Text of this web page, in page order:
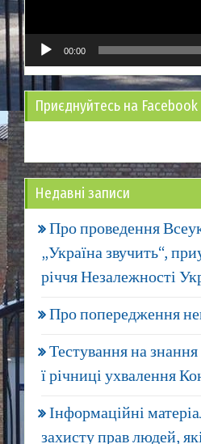
00:00
Приєднуйтесь на Facebook
Недавні записи
Про проведення
„Україна звучить“,
річчя Незалежності
Про попередження
Тестування на
ї річниці ухвалення
Інформаційні
захисту прав людей,